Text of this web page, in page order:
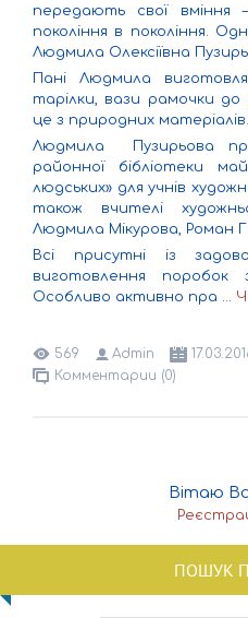
передають свої
покоління в покоління.
Людмила Олексіївна
Пані Людмила
тарілки, вази рамочки
це з природних матеріалів.
Людмила Пузирьова
районної бібліотеки
людських» для учнів
також вчителі
Людмила Мікурова, Роман
Всі присутні із
виготовлення поробок
Особливо активно пра ...
569 Admin
Комментарии (0)
Вітаю
ПОШУК